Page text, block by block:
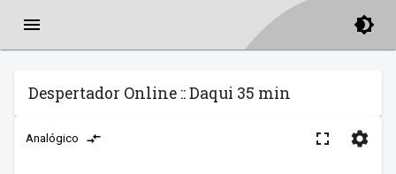
Despertador Online :: Daqui 35 min
Analógico